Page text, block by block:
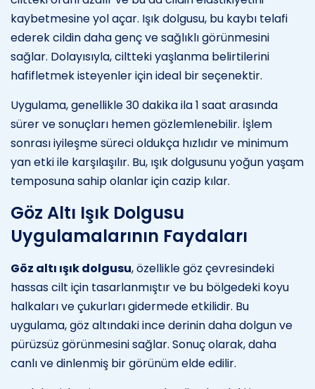
kaybetmesine yol açar. Işık dolgusu, bu kaybı telafi
ederek cildin daha genç ve sağlıklı görünmesini
sağlar. Dolayısıyla, ciltteki yaşlanma belirtilerini
hafifletmek isteyenler için ideal bir seçenektir.
Uygulama, genellikle 30 dakika ila 1 saat arasında
sürer ve sonuçları hemen gözlemlenebilir. İşlem
sonrası iyileşme süreci oldukça hızlıdır ve minimum
yan etki ile karşılaşılır. Bu, ışık dolgusunu yoğun yaşam
temposuna sahip olanlar için cazip kılar.
Göz Altı Işık Dolgusu
Uygulamalarının Faydaları
Göz altı ışık dolgusu, özellikle göz çevresindeki
hassas cilt için tasarlanmıştır ve bu bölgedeki koyu
halkaları ve çukurları gidermede etkilidir. Bu
uygulama, göz altındaki ince derinin daha dolgun ve
pürüzsüz görünmesini sağlar. Sonuç olarak, daha
canlı ve dinlenmiş bir görünüm elde edilir.